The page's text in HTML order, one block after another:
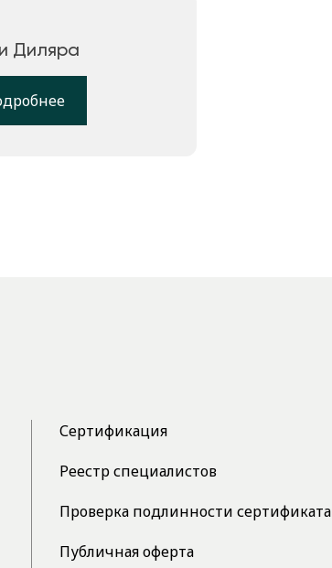
Диляра
Сертификация
Реестр специалистов
Проверка подлинности сертификата
Публичная оферта